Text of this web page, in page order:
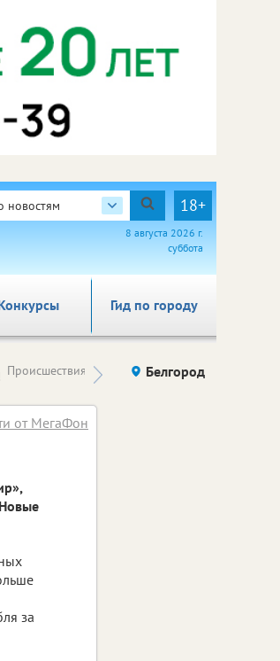
новостям 18+
8 августа 2026 г.
суббота
Гид по городу
Происшествия Здоровье компаний (на
правах
Белгород
от МегаФон
за